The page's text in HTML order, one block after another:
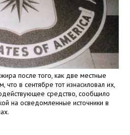
после того, как две местные
что в сентябре тот изнасиловал их,
средство, сообщило
на осведомленные источники в